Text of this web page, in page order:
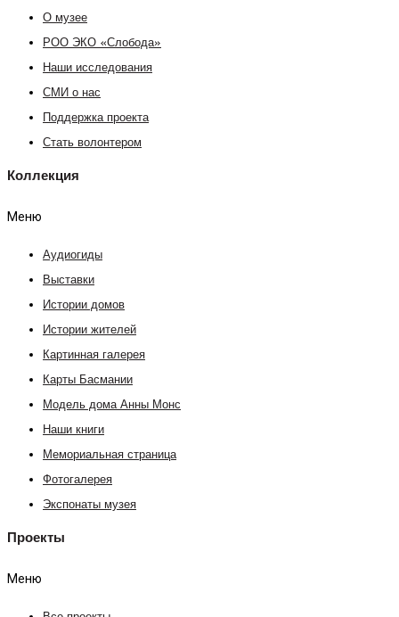
О музее
РОО ЭКО «Слобода»
Наши исследования
СМИ о нас
Поддержка проекта
Стать волонтером
Коллекция
Меню
Аудиогиды
Выставки
Истории домов
Истории жителей
Картинная галерея
Карты Басмании
Модель дома Анны Монс
Наши книги
Мемориальная страница
Фотогалерея
Экспонаты музея
Проекты
Меню